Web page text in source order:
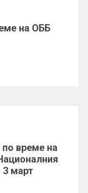
на ОББ
време на
3 март